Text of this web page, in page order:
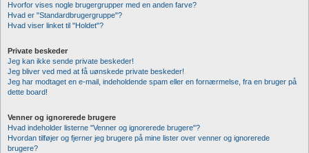
Hvorfor vises nogle brugergrupper med en anden farve?
Hvad er "Standardbrugergruppe"?
Hvad viser linket til "Holdet"?
Private beskeder
Jeg kan ikke sende private beskeder!
Jeg bliver ved med at få uønskede private beskeder!
Jeg har modtaget en e-mail, indeholdende spam eller en fornærmelse, fra en bruger på
dette board!
Venner og ignorerede brugere
Hvad indeholder listerne "Venner og ignorerede brugere"?
Hvordan tilføjer og fjerner jeg brugere på mine lister over venner og ignorerede
brugere?